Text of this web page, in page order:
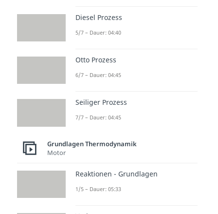
Diesel Prozess
5/7 – Dauer: 04:40
Otto Prozess
6/7 – Dauer: 04:45
Seiliger Prozess
7/7 – Dauer: 04:45
Grundlagen Thermodynamik
Motor
Reaktionen - Grundlagen
1/5 – Dauer: 05:33